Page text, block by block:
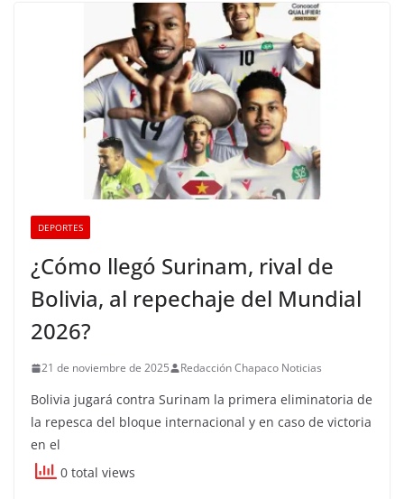
DEPORTES
¿Cómo llegó Surinam, rival de
Bolivia, al repechaje del Mundial
2026?
21 de noviembre de 2025 Redacción Chapaco Noticias
Bolivia jugará contra Surinam la primera eliminatoria de
la repesca del bloque internacional y en caso de victoria
en el
0 total views